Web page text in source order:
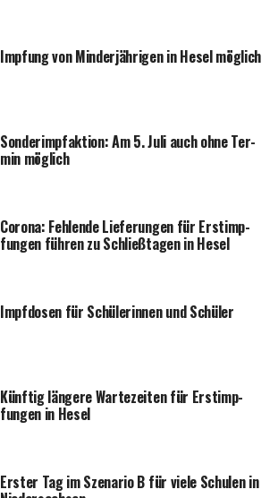
Imp­fung von Min­der­jäh­ri­gen in Hesel möglich
Son­der­impf­ak­ti­on: Am 5. Juli auch ohne Ter­
min möglich
Coro­na: Feh­len­de Lie­fe­run­gen für Erst­imp­
fun­gen füh­ren zu Schließ­ta­gen in Hesel
Impf­do­sen für Schü­le­rin­nen und Schüler
Künf­tig län­ge­re War­te­zei­ten für Erst­imp­
fun­gen in Hesel
Ers­ter Tag im Sze­na­rio B für vie­le Schu­len in